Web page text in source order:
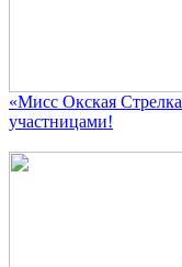
«Мисс Окская
участницами!